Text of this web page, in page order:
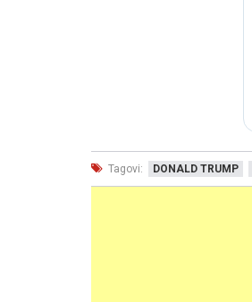
Tagovi: DONALD TRUMP